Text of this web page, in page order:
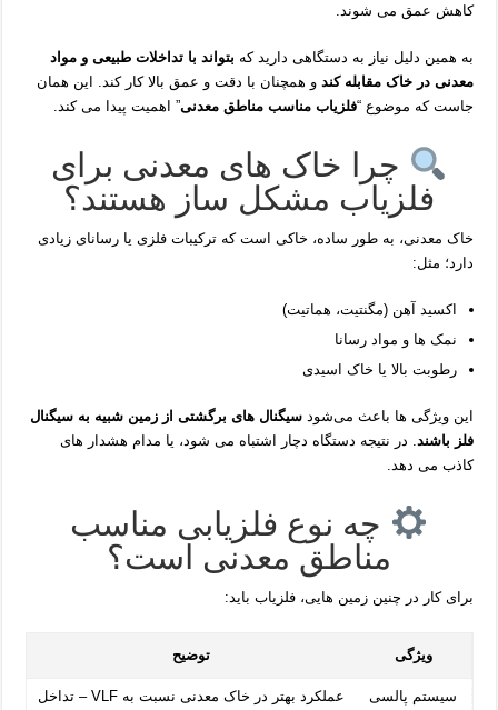
کاهش عمق می‌ شوند.
به همین دلیل نیاز به دستگاهی دارید که بتواند با تداخلات طبیعی و مواد
معدنی در خاک مقابله کند و همچنان با دقت و عمق بالا کار کند. این همان‌
جاست که موضوع “فلزیاب مناسب مناطق معدنی” اهمیت پیدا می‌ کند.
چرا خاک‌ های معدنی برای
فلزیاب مشکل‌ ساز هستند؟
خاک معدنی، به‌ طور ساده، خاکی است که ترکیبات فلزی یا رسانای زیادی
دارد؛ مثل:
اکسید آهن (مگنتیت، هماتیت)
نمک‌ ها و مواد رسانا
رطوبت بالا یا خاک اسیدی
این ویژگی‌ ها باعث می‌شودسیگنال‌ های برگشتی از زمین شبیه به سیگنال
فلز باشند . در نتیجه دستگاه دچار اشتباه می‌ شود، یا مدام هشدار های
کاذب می‌ دهد.
چه نوع فلزیابی مناسب
مناطق معدنی است؟
برای کار در چنین زمین‌ هایی، فلزیاب باید:
ویژگی توضیح
سیستم پالسی
عملکرد بهتر در خاک معدنی نسبت به VLF – تداخل